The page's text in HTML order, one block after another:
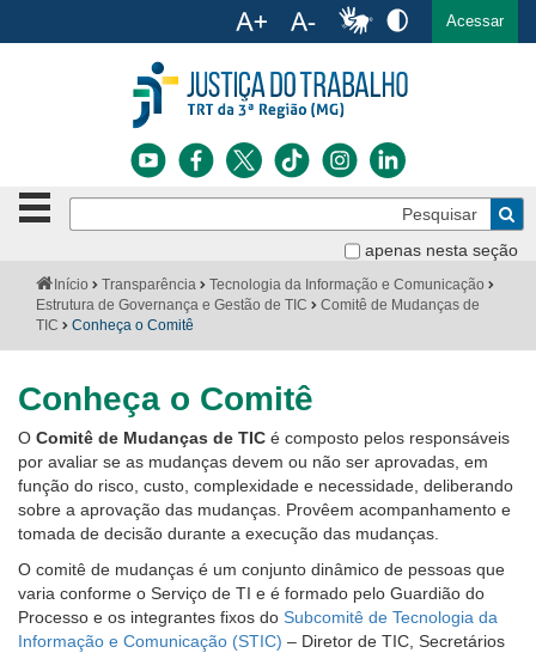
Ir para o menu Ir para a busca Ir para o rodapé
Acessar
apenas nesta seção
Botão
de
clique
para
fechar
o
menu
Notícias
Jurisprudência
Transparência
Legislação
Ouvidoria
Contato
Você
está
aqui:
Início Transparência
Tecnologia da Informação e Comunicação
Estrutura de Governança e Gestão de TIC
Comitê de Mudanças de
TIC
Conheça o Comitê
Conheça o Comitê
O Comitê de Mudanças de TIC é composto pelos responsáveis
por avaliar se as mudanças devem ou não ser aprovadas, em
função do risco, custo, complexidade e necessidade, deliberando
sobre a aprovação das mudanças. Provêem acompanhamento e
tomada de decisão durante a execução das mudanças.
O comitê de mudanças é um conjunto dinâmico de pessoas que
varia conforme o Serviço de TI e é formado pelo Guardião do
Processo e os integrantes fixos do Subcomitê de Tecnologia da
Informação e Comunicação (STIC) – Diretor de TIC, Secretários